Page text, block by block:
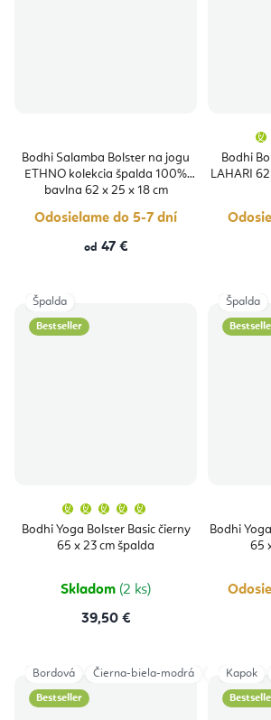
Bodhi Salamba Bolster na jogu
ETHNO kolekcia špalda 100%
bavlna 62 x 25 x 18 cm
Odosielame do 5-7 dní
od 47 €
Bodhi
LAHARI
Bestseller
Bodhi Yoga Bolster Basic čierny
65 x 23 cm špalda
produktu
je
5,0
hviezdičiek.
Skladom (2 ks)
39,50 €
Špalda
Bodhi
65
Špalda
Bestseller
Bordová Čierna-biela-modrá Marhuľová
Kapok